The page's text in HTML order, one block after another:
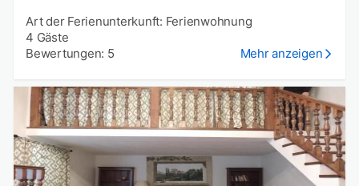
Art der Ferienunterkunft: Ferienwohnung
4 Gäste
Bewertungen: 5
Mehr anzeigen